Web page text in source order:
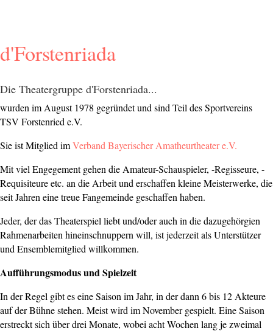
d'Forstenriada
Die Theatergruppe d'Forstenriada...
wurden im August 1978 gegründet und sind Teil des Sportvereins
TSV Forstenried e.V.
Sie ist Mitglied imVerband Bayerischer Amatheurtheater e.V.
Mit viel Engegement gehen die Amateur-Schauspieler, -Regisseure, -
Requisiteure etc. an die Arbeit und erschaffen kleine Meisterwerke, die
seit Jahren eine treue Fangemeinde geschaffen haben.
Jeder, der das Theaterspiel liebt und/oder auch in die dazugehörgien
Rahmenarbeiten hineinschnuppern will, ist jederzeit als Unterstützer
und Ensemblemitglied willkommen.
Aufführungsmodus und Spielzeit
In der Regel gibt es eine Saison im Jahr, in der dann 6 bis 12 Akteure
auf der Bühne stehen. Meist wird im November gespielt. Eine Saison
erstreckt sich über drei Monate, wobei acht Wochen lang je zweimal